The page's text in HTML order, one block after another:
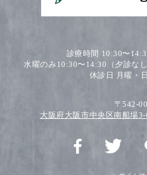
診療時間 10:30〜
水曜のみ10:30〜14:30（夕診な
休診日 月曜・
〒542-
大阪府大阪市中央区南船場